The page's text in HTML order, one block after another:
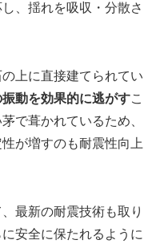
、揺れを吸収・分散さ
上に直接建てられてい
動を効果的に逃がすこ
で葺かれているため、
が増すのも耐震性向上
最新の耐震技術も取り
安全に保たれるように